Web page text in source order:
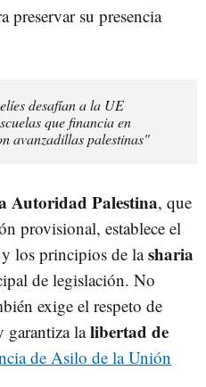
preservar su presencia
desafían a la UE
que financia en
avanzadillas palestinas"
Autoridad Palestina, que
provisional, establece el
los principios de lasharia
de legislación. No
exige el respeto de
garantiza lalibertad de
de Asilo de la Unión